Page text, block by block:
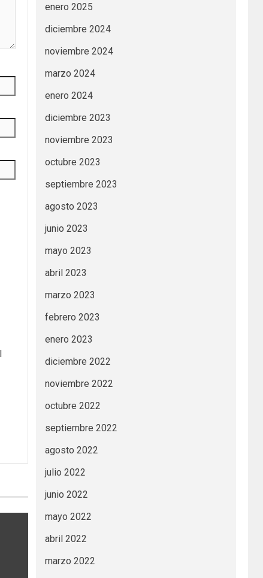
enero 2025
diciembre 2024
noviembre 2024
marzo 2024
enero 2024
diciembre 2023
noviembre 2023
octubre 2023
septiembre 2023
agosto 2023
junio 2023
mayo 2023
abril 2023
marzo 2023
febrero 2023
enero 2023
diciembre 2022
noviembre 2022
octubre 2022
septiembre 2022
agosto 2022
julio 2022
junio 2022
mayo 2022
abril 2022
marzo 2022